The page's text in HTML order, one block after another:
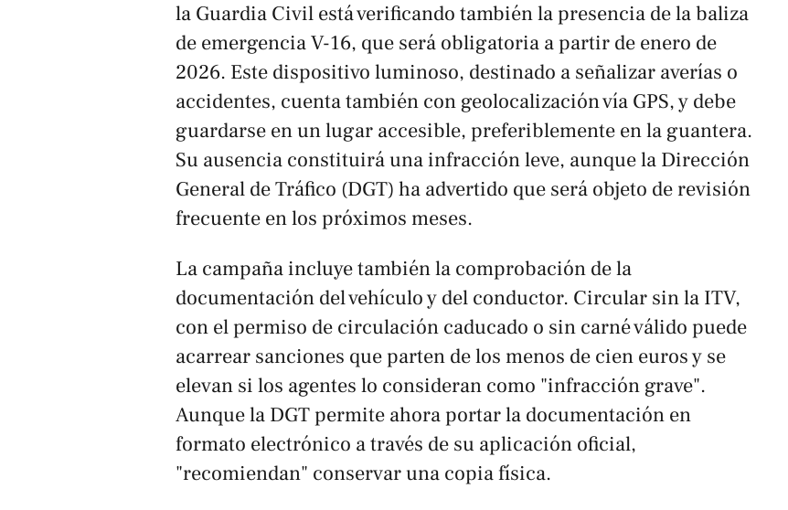
la Guardia Civil está verificando también la presencia de la baliza
de emergencia V-16, que será obligatoria a partir de enero de
2026. Este dispositivo luminoso, destinado a señalizar averías o
accidentes, cuenta también con geolocalización vía GPS, y debe
guardarse en un lugar accesible, preferiblemente en la guantera.
Su ausencia constituirá una infracción leve, aunque la Dirección
General de Tráfico (DGT) ha advertido que será objeto de revisión
frecuente en los próximos meses.
La campaña incluye también la comprobación de la
documentación del vehículo y del conductor. Circular sin la ITV,
con el permiso de circulación caducado o sin carné válido puede
acarrear sanciones que parten de los menos de cien euros y se
elevan si los agentes lo consideran como "infracción grave".
Aunque la DGT permite ahora portar la documentación en
formato electrónico a través de su aplicación oficial,
"recomiendan" conservar una copia física.